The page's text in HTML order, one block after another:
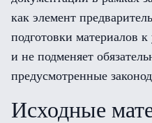
как элемент
подготовки материалов
и не подменяет
предусмотренные
Исходные